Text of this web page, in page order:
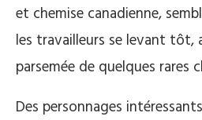
et chemise canadienne,
les travailleurs se levant tôt,
parsemée de quelques rares
Des personnages